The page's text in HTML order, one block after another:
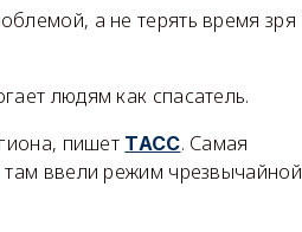
а не терять время зря
людям как спасатель.
пишет ТАСС. Самая
ввели режим чрезвычайной